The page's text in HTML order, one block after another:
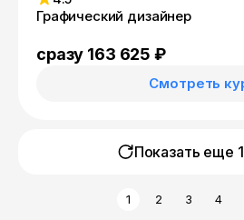
Графический дизайнер
сразу 163 625 ₽
Смотреть
Показать еще
1 2 3 4